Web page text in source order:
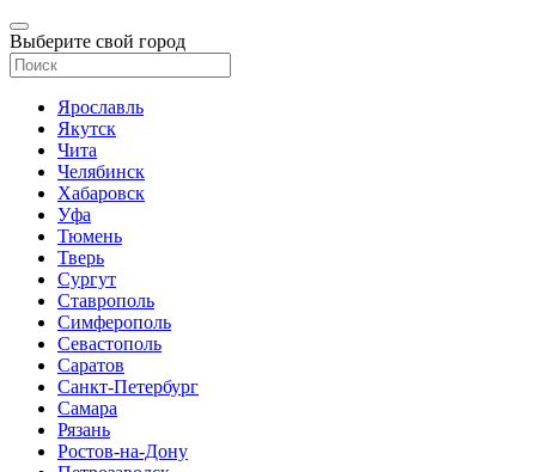
Выберите свой город
Ярославль
Якутск
Чита
Челябинск
Хабаровск
Уфа
Тюмень
Тверь
Сургут
Ставрополь
Симферополь
Севастополь
Саратов
Санкт-Петербург
Самара
Рязань
Ростов-на-Дону